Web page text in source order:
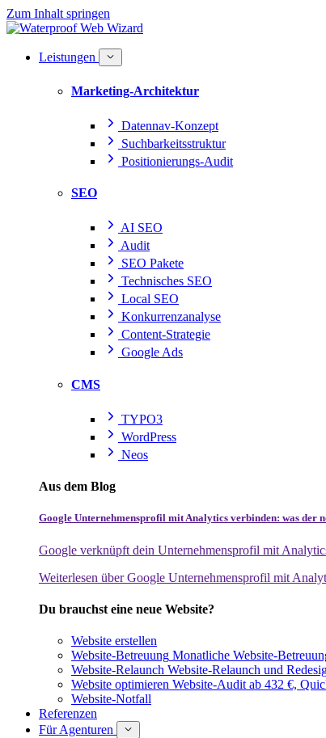
Zum Inhalt springen
Leistungen
Marketing-Architektur
Datennav-Konzept
Suchbarkeitsstruktur
Positionierungs-Audit
SEO
AI SEO
Audit
SEO Pakete
Technisches SEO
Local SEO
Konkurrenzanalyse
Content-Strategie
Google Ads
CMS
TYPO3
WordPress
Neos
Aus dem Blog
Google Unternehmensprofil mit Analytics verbinden: was der
Google verknüpft dein Unternehmensprofil mit
Weiterlesen über Google Unternehmensprofil mit
Du brauchst eine neue Website?
Website erstellen
Website-Betreuung Monatliche Website-
Website-Relaunch Website-Relaunch und
Website optimieren Website-Audit ab 432 €,
Website-Notfall
Referenzen
Für Agenturen